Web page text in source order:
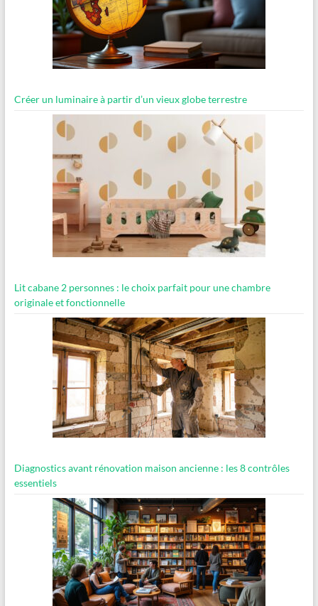
Créer un luminaire à partir d’un vieux globe terrestre
Lit cabane 2 personnes : le choix parfait pour une chambre
originale et fonctionnelle
Diagnostics avant rénovation maison ancienne : les 8 contrôles
essentiels